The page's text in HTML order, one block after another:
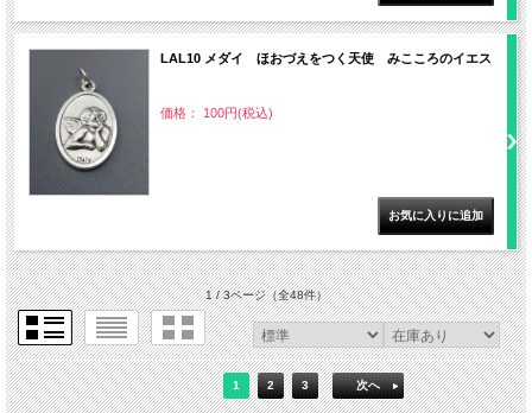
LAL10 メダイ ほおづえをつく天使 みこころのイエス
価格： 100円(税込)
1 / 3ページ（全48件）
1 2 3 次へ